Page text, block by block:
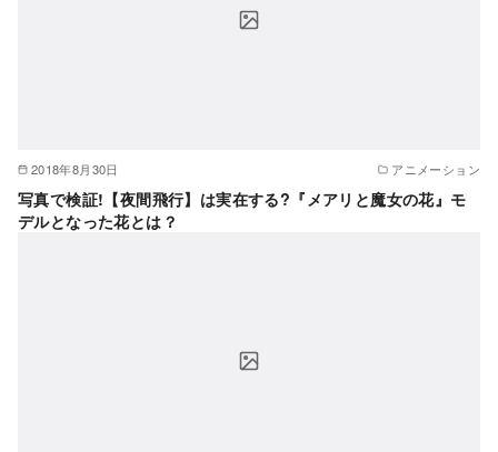
2018年8月30日 アニメーション
写真で検証!【夜間飛行】は実在する?『メアリと魔女の花』モ
デルとなった花とは？